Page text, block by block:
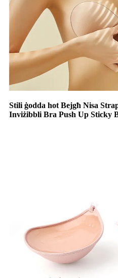
Stili ġodda hot Bejgħ Nisa
Inviżibbli Bra Push Up Sticky